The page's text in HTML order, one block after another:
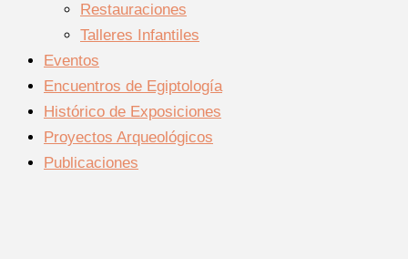
Restauraciones
Talleres Infantiles
Eventos
Encuentros de Egiptología
Histórico de Exposiciones
Proyectos Arqueológicos
Publicaciones